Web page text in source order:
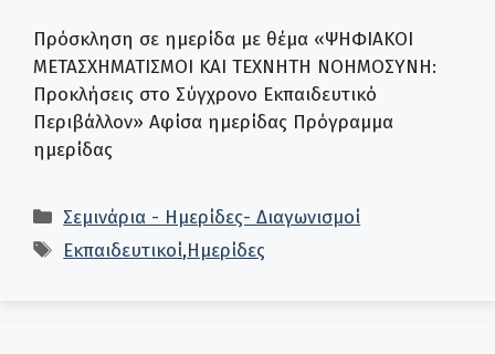
Πρόσκληση σε ημερίδα με θέμα «ΨΗΦΙΑΚΟΙ
ΜΕΤΑΣΧΗΜΑΤΙΣΜΟΙ ΚΑΙ ΤΕΧΝΗΤΗ ΝΟΗΜΟΣΥΝΗ:
Προκλήσεις στο Σύγχρονο Εκπαιδευτικό
Περιβάλλον» Αφίσα ημερίδας Πρόγραμμα
ημερίδας
Κατηγορίες
Σεμινάρια - Ημερίδες- Διαγωνισμοί
Ετικέτες
Εκπαιδευτικοί,Ημερίδες